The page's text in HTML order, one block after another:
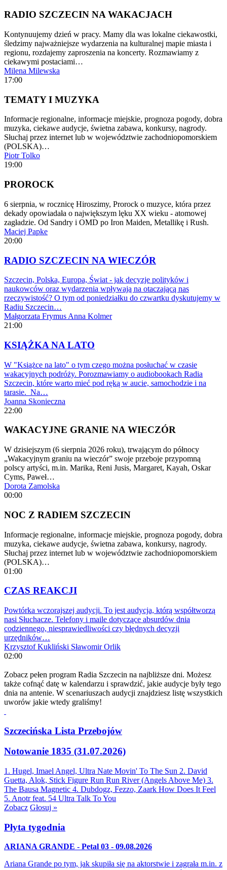
RADIO SZCZECIN NA WAKACJACH
Kontynuujemy dzień w pracy. Mamy dla was lokalne ciekawostki,
śledzimy najważniejsze wydarzenia na kulturalnej mapie miasta i
regionu, rozdajemy zaproszenia na koncerty. Rozmawiamy z
ciekawymi postaciami…
Milena Milewska
17:00
TEMATY I MUZYKA
Informacje regionalne, informacje miejskie, prognoza pogody, dobra
muzyka, ciekawe audycje, świetna zabawa, konkursy, nagrody.
Słuchaj przez internet lub w województwie zachodniopomorskiem
(POLSKA)…
Piotr Tolko
19:00
PROROCK
6 sierpnia, w rocznicę Hiroszimy, Prorock o muzyce, która przez
dekady opowiadała o największym lęku XX wieku - atomowej
zagładzie. Od Sandry i OMD po Iron Maiden, Metallikę i Rush.
Maciej Papke
20:00
RADIO SZCZECIN NA WIECZÓR
Szczecin, Polska, Europa, Świat - jak decyzje polityków i
naukowców oraz wydarzenia wpływają na otaczającą nas
rzeczywistość? O tym od poniedziałku do czwartku dyskutujemy w
Radiu Szczecin…
Małgorzata Frymus Anna Kolmer
21:00
KSIĄŻKA NA LATO
W "Książce na lato" o tym czego można posłuchać w czasie
wakacyjnych podróży. Porozmawiamy o audiobookach Radia
Szczecin, które warto mieć pod ręką w aucie, samochodzie i na
tarasie. Na…
Joanna Skonieczna
22:00
WAKACYJNE GRANIE NA WIECZÓR
W dzisiejszym (6 sierpnia 2026 roku), trwającym do północy
„Wakacyjnym graniu na wieczór” swoje przeboje przypomną
polscy artyści, m.in. Marika, Reni Jusis, Margaret, Kayah, Oskar
Cyms, Paweł…
Dorota Zamolska
00:00
NOC Z RADIEM SZCZECIN
Informacje regionalne, informacje miejskie, prognoza pogody, dobra
muzyka, ciekawe audycje, świetna zabawa, konkursy, nagrody.
Słuchaj przez internet lub w województwie zachodniopomorskiem
(POLSKA)…
01:00
CZAS REAKCJI
Powtórka wczorajszej audycji. To jest audycja, którą współtworzą
nasi Słuchacze. Telefony i maile dotyczące absurdów dnia
codziennego, niesprawiedliwości czy błędnych decyzji
urzędników…
Krzysztof Kukliński Sławomir Orlik
02:00
Zobacz pełen program Radia Szczecin na najbliższe dni. Możesz
także cofnąć datę w kalendarzu i sprawdzić, jakie audycje były tego
dnia na antenie. W scenariuszach audycji znajdziesz listę wszystkich
uworów jakie wtedy graliśmy!
Szczecińska Lista Przebojów
Notowanie 1835 (31.07.2026)
1. Hugel, Imael Angel, Ultra Nate Movin' To The Sun 2. David
Guetta, Alok, Stick Figure Run Run River (Angels Above Me) 3.
The Bausa Magnetic 4. Dubdogz, Fezzo, Zaark How Does It Feel
5. Anotr feat. 54 Ultra Talk To You
Zobacz Głosuj »
Płyta tygodnia
ARIANA GRANDE - Petal 03 - 09.08.2026
Ariana Grande po tym, jak skupiła się na aktorstwie i zagrała m.in. z